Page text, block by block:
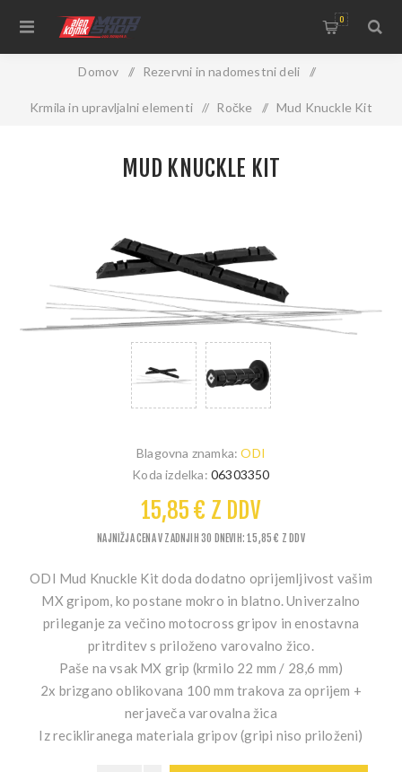
0
Domov / Rezervni in nadomestni deli /
Krmila in upravljalni elementi / Ročke / Mud Knuckle Kit
MUD KNUCKLE KIT
Blagovna znamka: ODI
Koda izdelka: 06303350
15,85 € Z DDV
NAJNIŽJA CENA V ZADNJIH 30 DNEVIH: 15,85 € Z DDV
ODI Mud Knuckle Kit doda dodatno oprijemljivost vašim
MX gripom, ko postane mokro in blatno. Univerzalno
prileganje za večino motocross gripov in enostavna
pritrditev s priloženo varovalno žico.
Paše na vsak MX grip (krmilo 22 mm / 28,6 mm)
2x brizgano oblikovana 100 mm trakova za oprijem +
nerjaveča varovalna žica
Iz recikliranega materiala gripov (gripi niso priloženi)